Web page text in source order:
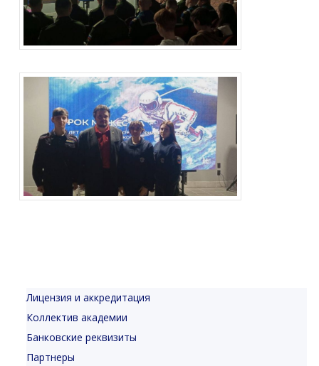
Лицензия и аккредитация
Коллектив академии
Банковские реквизиты
Партнеры